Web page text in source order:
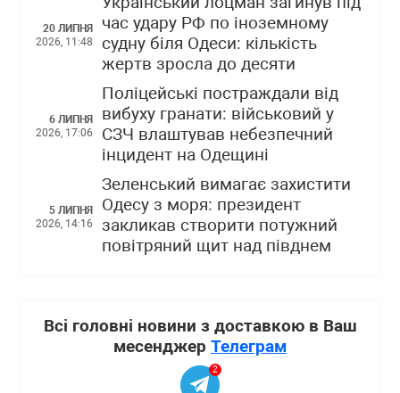
20 ЛИПНЯ
2026, 11:48
час удару РФ по іноземному
судну біля Одеси: кількість
жертв зросла до десяти
6 ЛИПНЯ
2026, 17:06
Поліцейські постраждали від
вибуху гранати: військовий у
СЗЧ влаштував небезпечний
інцидент на Одещині
5 ЛИПНЯ
2026, 14:16
Зеленський вимагає захистити
Одесу з моря: президент
закликав створити потужний
повітряний щит над півднем
Всі головні новини з доставкою в Ваш
месенджер Телеграм
2